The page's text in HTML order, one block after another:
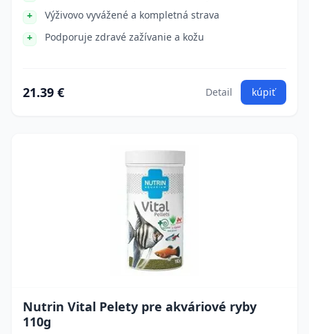
Výživovo vyvážené a kompletná strava
Podporuje zdravé zažívanie a kožu
21.39 € Detail kúpiť
Nutrin Vital Pelety pre akváriové ryby
110g